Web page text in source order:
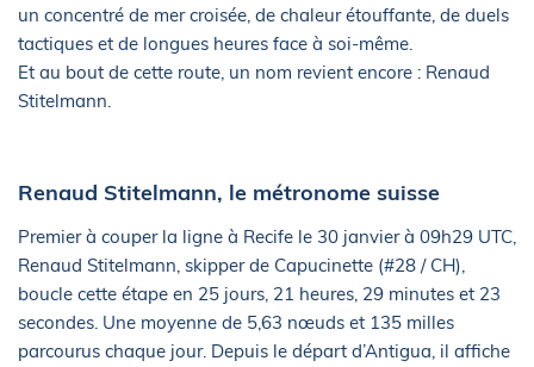
un concentré de mer croisée, de chaleur étouffante, de duels
tactiques et de longues heures face à soi-même.
Et au bout de cette route, un nom revient encore : Renaud
Stitelmann.
Renaud Stitelmann, le métronome suisse
Premier à couper la ligne à Recife le 30 janvier à 09h29 UTC,
Renaud Stitelmann, skipper de Capucinette (#28 / CH),
boucle cette étape en 25 jours, 21 heures, 29 minutes et 23
secondes. Une moyenne de 5,63 nœuds et 135 milles
parcourus chaque jour. Depuis le départ d’Antigua, il affiche